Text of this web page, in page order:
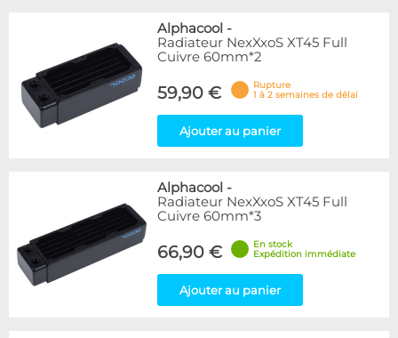
Alphacool -
Radiateur NexXxoS XT45 Full
Cuivre 60mm*2
59,90 €
Rupture
1 à 2 semaines de délai
Ajouter au panier
Alphacool -
Radiateur NexXxoS XT45 Full
Cuivre 60mm*3
66,90 €
En stock
Expédition immédiate
Ajouter au panier